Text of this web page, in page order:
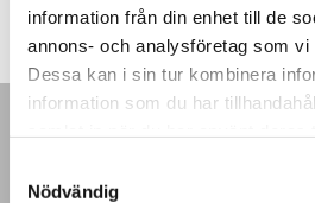
information från din enhet till de
annons- och analysföretag som vi
Dessa kan i sin tur kombinera
information som du har
Nödvändig